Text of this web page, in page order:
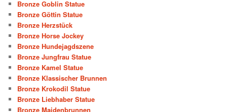
Bronze Goblin Statue
Bronze Göttin Statue
Bronze Herzstück
Bronze Horse Jockey
Bronze Hundejagdszene
Bronze Jungfrau Statue
Bronze Kamel Statue
Bronze Klassischer Brunnen
Bronze Krokodil Statue
Bronze Liebhaber Statue
Bronze Maidenbrunnen